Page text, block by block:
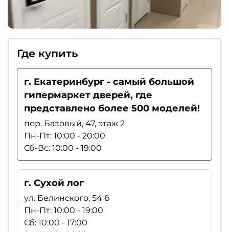
Где купить
г. Екатеринбург - самый большой
гипермаркет дверей, где
представлено более 500 моделей!
пер. Базовый, 47, этаж 2
Пн-Пт: 10:00 - 20:00
Сб-Вс: 10:00 - 19:00
г. Сухой лог
ул. Белинского, 54 б
Пн-Пт: 10:00 - 19:00
Сб: 10:00 - 17:00